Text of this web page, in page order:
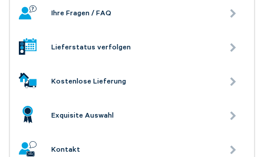
Ihre Fragen / FAQ
Lieferstatus verfolgen
Kostenlose Lieferung
Exquisite Auswahl
Kontakt